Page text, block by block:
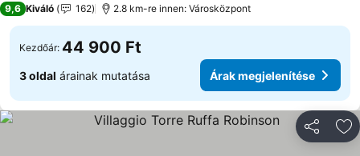
9,6 Kiváló 162 2.8 km-re innen: Városközpont
Kezdőár: 44 900 Ft
3 oldal árainak mutatása Árak megjelenítése